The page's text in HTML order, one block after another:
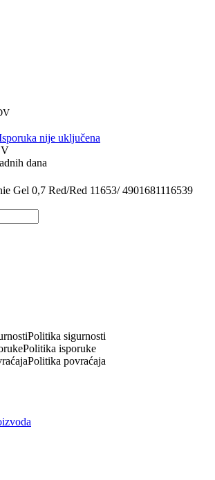
nije uključena
dana
Gel 0,7 Red/Red 11653/ 4901681116539
Politika sigurnosti
Politika isporuke
Politika povraćaja